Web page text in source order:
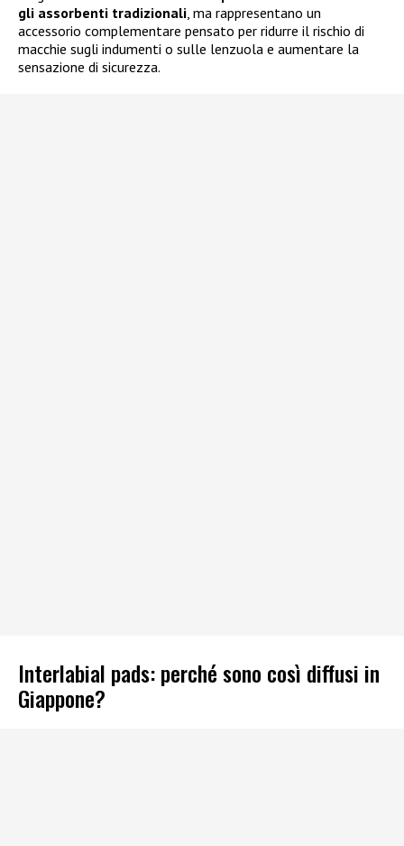
gli assorbenti tradizionali, ma rappresentano un
accessorio complementare pensato per ridurre il rischio di
macchie sugli indumenti o sulle lenzuola e aumentare la
sensazione di sicurezza.
Interlabial pads: perché sono così diffusi in
Giappone?